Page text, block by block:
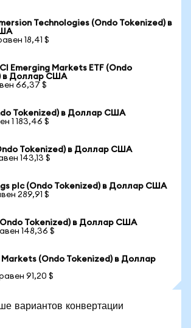
Technologies (Ondo Tokenized) в
18,41 $
Emerging Markets ETF (Ondo
в Доллар США
66,37 $
Tokenized) в Доллар США
1 183,46 $
Tokenized) в Доллар США
143,13 $
plc (Ondo Tokenized) в Доллар США
289,91 $
Tokenized) в Доллар США
148,36 $
Markets (Ondo Tokenized) в Доллар
91,20 $
вариантов конвертации